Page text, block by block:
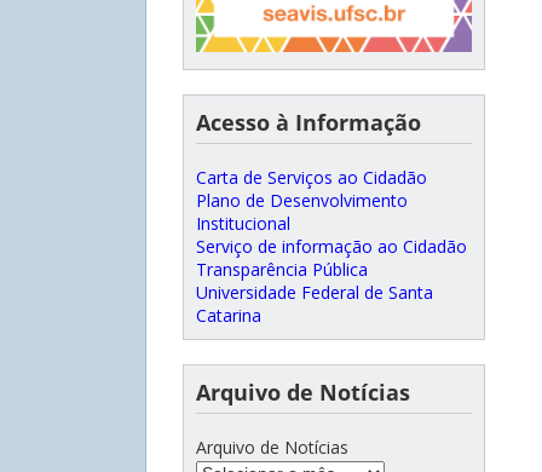
Acesso à Informação
Carta de Serviços ao Cidadão
Plano de Desenvolvimento
Institucional
Serviço de informação ao Cidadão
Transparência Pública
Universidade Federal de Santa
Catarina
Arquivo de Notícias
Arquivo de Notícias